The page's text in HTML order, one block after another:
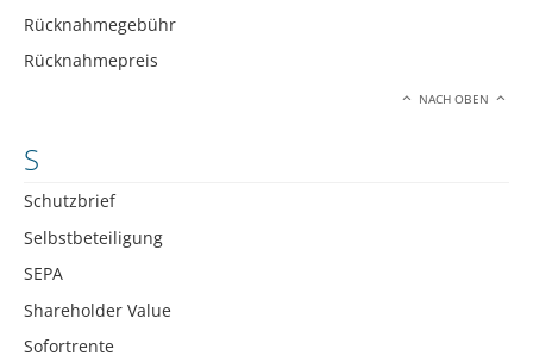
Rücknahmegebühr
Rücknahmepreis
NACH OBEN
S
Schutzbrief
Selbstbeteiligung
SEPA
Shareholder Value
Sofortrente